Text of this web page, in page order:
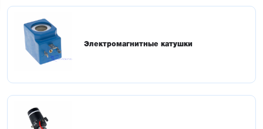
Электромагнитные катушки